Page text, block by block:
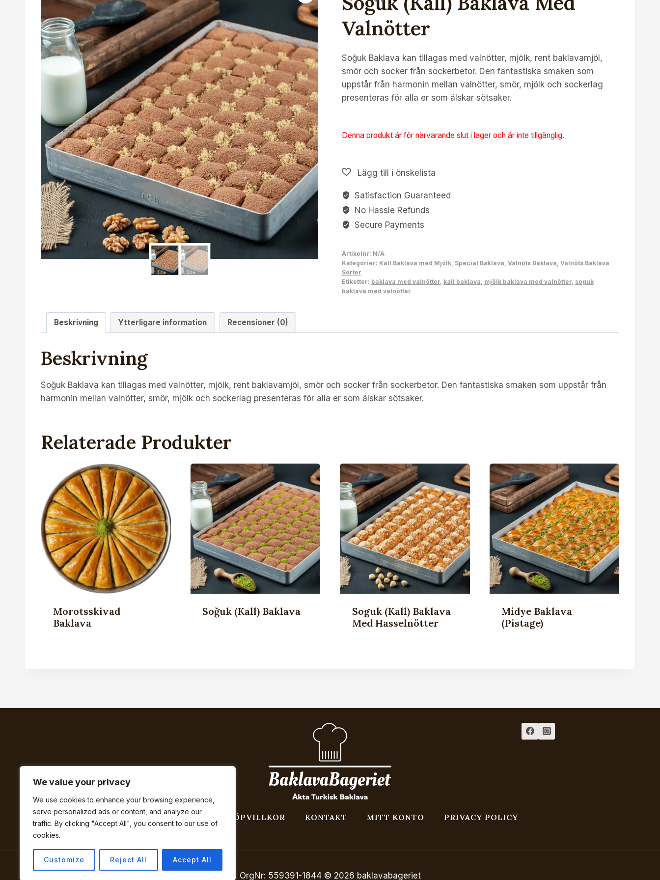
We value your privacy
We use cookies to enhance your browsing experience,
serve personalized ads or content, and analyze our
traffic. By clicking "Accept All", you consent to our use of
cookies.
Customize Reject All Accept All
Valnötter
Soğuk Baklava kan tillagas med valnötter, mjölk, rent baklavamjöl,
smör och socker från sockerbetor. Den fantastiska smaken som
uppstår från harmonin mellan valnötter, smör, mjölk och sockerlag
presenteras för alla er som älskar sötsaker.
Denna produkt är för närvarande slut i lager och är inte tillgänglig.
Satisfaction Guaranteed
No Hassle Refunds
Secure Payments
Artikelnr: N/A
Kategorier: Kall Baklava med Mjölk, Special Baklava, Valnöts Baklava, Valnöts Baklava
Sorter
Etiketter: baklava med valnötter, kall baklava, mjölk baklava med valnötter, soguk
baklava med valnötter
Beskrivning Ytterligare information Recensioner (0)
Beskrivning
Soğuk Baklava kan tillagas med valnötter, mjölk, rent baklavamjöl, smör och socker från sockerbetor. Den fantastiska smaken som uppstår från
harmonin mellan valnötter, smör, mjölk och sockerlag presenteras för alla er som älskar sötsaker.
Relaterade Produkter
Morotsskivad
Baklava
Soğuk (kall) Baklava
Soguk (Kall) Baklava
Med Hasselnötter
Midye Baklava
(Pistage)
BUTIK FAQ KÖPVILLKOR KONTAKT MITT KONTO PRIVACY POLICY
OrgNr: 559391-1844 © 2026 baklavabageriet